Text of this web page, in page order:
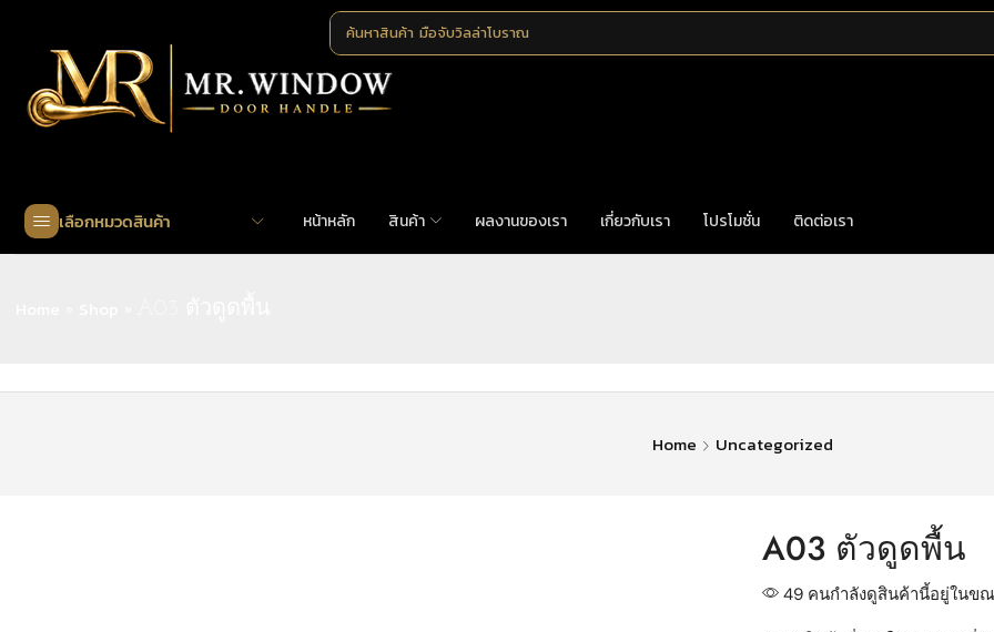
ค้นหาสินค้า มือจับวิลล่าโบราณ
เลือกหมวดสินค้า หน้าหลัก สินค้า ผลงานของเรา เกี่ยวกับเรา โปรโมชั่น ติดต่อเรา
Home Uncategorized
A03 ตัวดูดพื้น
49 คนกำลังดูสินค้านี้อยู่ในข